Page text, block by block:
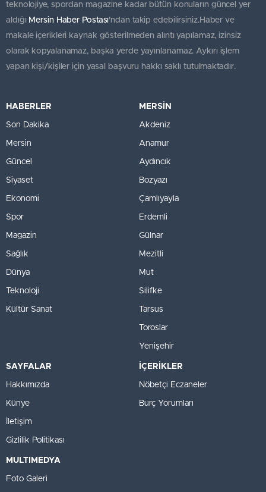
teknolojiye, spordan magazine kadar bütün konuların güncel yer
aldığı Mersin Haber Postası'ndan takip edebilirsiniz.Haber ve
makale içerikleri kaynak gösterilmeden alıntı yapılamaz, izinsiz
olarak kopyalanamaz, başka yerde yayınlanamaz. Aykırı işlem
yapan kişi/kişiler için yasal başvuru hakkı saklı tutulmaktadır.
HABERLER
Son Dakika
Mersin
Güncel
Siyaset
Ekonomi
Spor
Magazin
Sağlık
Dünya
Teknoloji
Kültür Sanat
MERSİN
Akdeniz
Anamur
Aydıncık
Bozyazı
Çamlıyayla
Erdemli
Gülnar
Mezitli
Mut
Silifke
Tarsus
Toroslar
Yenişehir
SAYFALAR
Hakkımızda
Künye
İletişim
Gizlilik Politikası
İÇERİKLER
Nöbetçi Eczaneler
Burç Yorumları
MULTIMEDYA
Foto Galeri